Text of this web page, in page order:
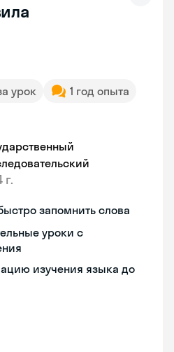
урок
1 год опыта
г.
запомнить слова
уроки с
изучения языка до